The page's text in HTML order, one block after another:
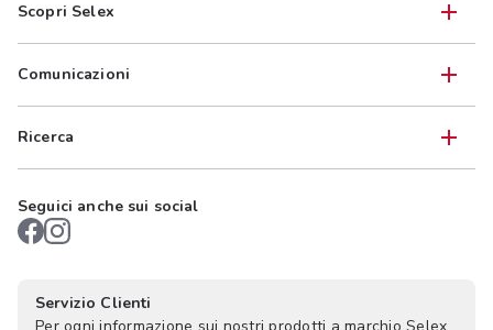
Scopri Selex
Comunicazioni
Ricerca
Seguici anche sui social
Servizio Clienti